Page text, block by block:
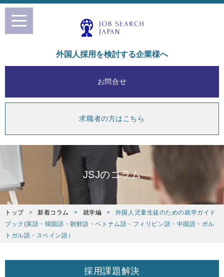
外国人採用を検討する企業様へ
お問合せ
求職者の方はこちら
JSJのコラム
トップ 新着コラム 就学編
外国人児童生徒のための就学ガイド
ブック(英語・韓国語・朝鮮語・ベトナム語・フィリピン語・中国語・ポル
トガル語・スペイン語）
toggle
navigation
採用課題解決